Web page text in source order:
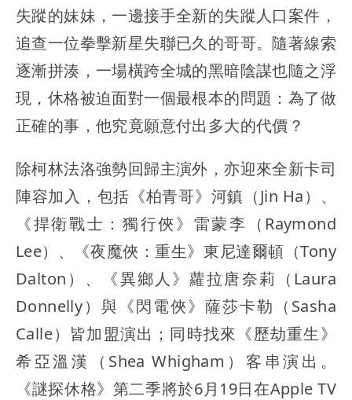
失蹤的妹妹，一邊接手全新的失蹤人口案件，
追查一位拳擊新星失聯已久的哥哥。隨著線索
逐漸拼湊，一場橫跨全城的黑暗陰謀也隨之浮
現，休格被迫面對一個最根本的問題：為了做
正確的事，他究竟願意付出多大的代價？
除柯林法洛強勢回歸主演外，亦迎來全新卡司
陣容加入，包括《柏青哥》河鎮（Jin Ha）、
《捍衛戰士：獨行俠》雷蒙李（Raymond
Lee）、《夜魔俠：重生》東尼達爾頓（Tony
Dalton）、《異鄉人》蘿拉唐奈莉（Laura
Donnelly）與《閃電俠》薩莎卡勒（Sasha
Calle）皆加盟演出；同時找來《歷劫重生》
希亞溫漢（Shea Whigham）客串演出。
《謎探休格》第二季將於6月19日在Apple TV